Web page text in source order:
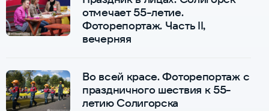
отмечает 55-летие.
Фоторепортаж. Часть II,
вечерняя
Во всей красе. Фоторепортаж с
праздничного шествия к 55-
летию Солигорска